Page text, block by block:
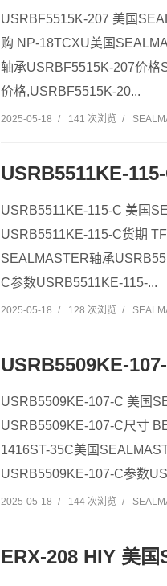
USRBF5515K-207 美国
购 NP-18TCXU美国
轴承USRBF5515K-207价格
价格,USRBF5515K-20...
2025-05-18 / 141 次浏览 /
USRB5511KE-
USRB5511KE-115-C 美国
USRB5511KE-115-C货期
SEALMASTER轴承
C参数USRB5511KE-115-...
2025-05-18 / 128 次浏览 /
USRB5509KE-
USRB5509KE-107-C 美国
USRB5509KE-107-C尺寸
1416ST-35C美国
USRB5509KE-107-C参数
2025-05-18 / 144 次浏览 /
ERX-208 HIY 美